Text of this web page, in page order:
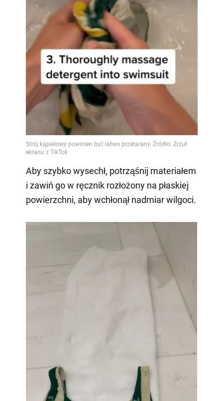
Aby szybko wysechł, potrząśnij materiałem
i zawiń go w ręcznik rozłożony na płaskiej
powierzchni, aby wchłonął nadmiar wilgoci.